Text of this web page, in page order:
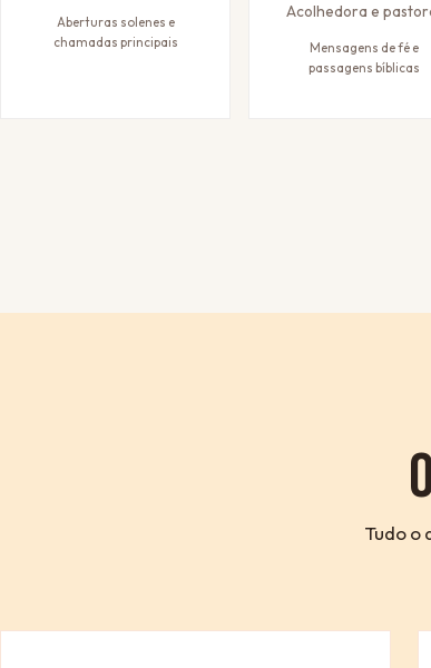
Aberturas solenes e
chamadas principais
Acolhedora e
Mensagens de fé e
passagens bíblicas
O
Tudo o